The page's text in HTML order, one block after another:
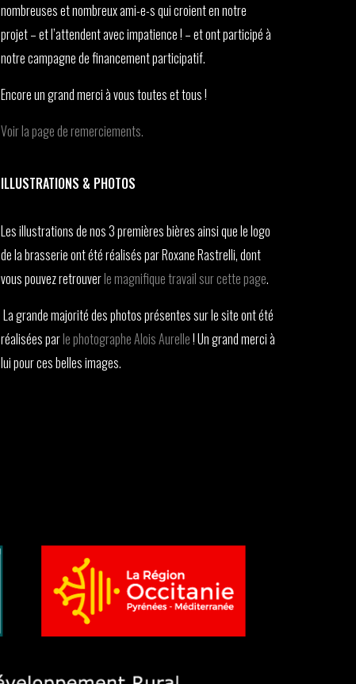
nombreuses et nombreux ami-e-s qui croient en notre
projet – et l’attendent avec impatience ! – et ont participé à
notre campagne de financement participatif.
Encore un grand merci à vous toutes et tous !
Voir la page de remerciements.
ILLUSTRATIONS & PHOTOS
Les illustrations de nos 3 premières bières ainsi que le logo
de la brasserie ont été réalisés par Roxane Rastrelli, dont
vous pouvez retrouverle magnifique travail sur cette page.
La grande majorité des photos présentes sur le site ont été
réalisées parle photographe Alois Aurelle! Un grand merci à
lui pour ces belles images.